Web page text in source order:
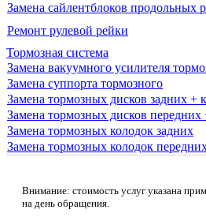
Замена сайлентблоков продольных
Ремонт рулевой рейки
Тормозная система
Замена вакуумного усилителя
Замена суппорта тормозного
Замена тормозных дисков задних +
Замена тормозных дисков передних
Замена тормозных колодок задних
Замена тормозных колодок
Внимание: стоимость услуг указана
на день обращения.